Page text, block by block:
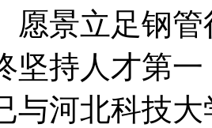
愿景立足钢
坚持人才第
与河北科技